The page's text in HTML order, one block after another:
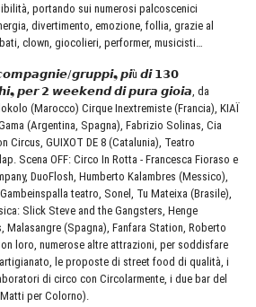
portando sui numerosi palcoscenici
divertimento, emozione, follia, grazie al
clown, giocolieri, performer, musicisti…
𝙜𝙧𝙪𝙥𝙥𝙞❟ 𝙥𝙞ù 𝙙𝙞 𝟭𝟯𝟬
𝙥𝙚𝙧 𝟮 𝙬𝙚𝙚𝙠𝙚𝙣𝙙 𝙙𝙞 𝙥𝙪𝙧𝙖 𝙜𝙞𝙤𝙞𝙖, da
(Marocco) Cirque Inextremiste (Francia), KIAÏ
(Argentina, Spagna), Fabrizio Solinas, Cia
Circus, GUIXOT DE 8 (Catalunia), Teatro
Scena OFF: Circo In Rotta - Francesca Fioraso e
DuoFlosh, Humberto Kalambres (Messico),
teatro, Sonel, Tu Mateixa (Brasile),
Slick Steve and the Gangsters, Henge
Malasangre (Spagna), Fanfara Station, Roberto
loro, numerose altre attrazioni, per soddisfare
le proposte di street food di qualità, i
di circo con Circolarmente, i due bar del
per Colorno).